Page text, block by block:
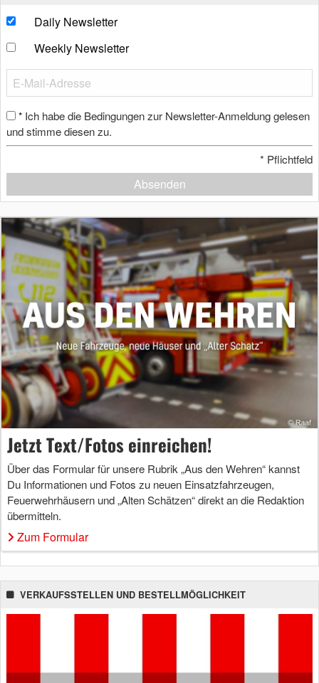
Daily Newsletter
Weekly Newsletter
* Ich habe die Bedingungen zur Newsletter-Anmeldung gelesen
und stimme diesen zu.
* Pflichtfeld
Absenden
Jetzt Text/Fotos einreichen!
Über das Formular für unsere Rubrik „Aus den Wehren“ kannst
Du Informationen und Fotos zu neuen Einsatzfahrzeugen,
Feuerwehrhäusern und „Alten Schätzen“ direkt an die Redaktion
übermitteln.
Zum Formular
VERKAUFSSTELLEN UND BESTELLMÖGLICHKEIT